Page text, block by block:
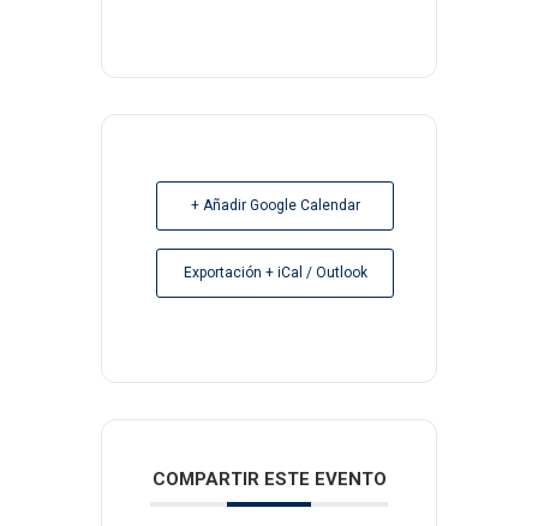
+ Añadir Google Calendar
Exportación + iCal / Outlook
COMPARTIR ESTE EVENTO